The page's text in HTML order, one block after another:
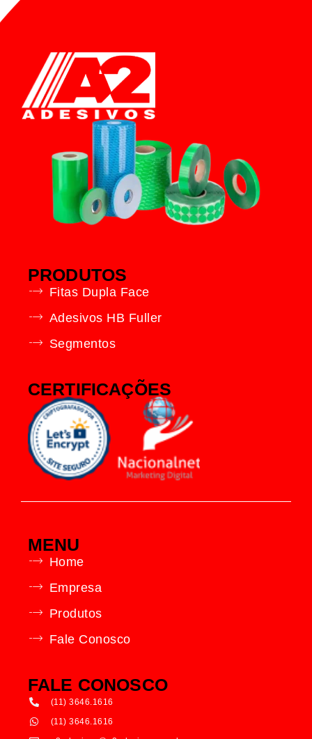
PRODUTOS
Fitas Dupla Face
Adesivos HB Fuller
Segmentos
CERTIFICAÇÕES
MENU
Home
Empresa
Produtos
Fale Conosco
FALE CONOSCO
(11) 3646.1616
(11) 3646.1616